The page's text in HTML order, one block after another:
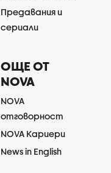
Предавания и
сериали
ОЩЕ ОТ
NOVA
NOVA
отговорност
NOVA Кариери
News in English